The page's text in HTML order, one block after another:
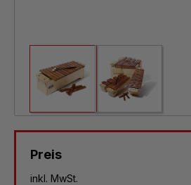
Preis
inkl. MwSt.